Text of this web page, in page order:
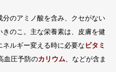
分のアミノ酸を含み、クセがない
のこ。主な栄養素は、皮膚を健
ネルギー変える時に必要なビタミ
血圧予防のカリウム 、などが含ま